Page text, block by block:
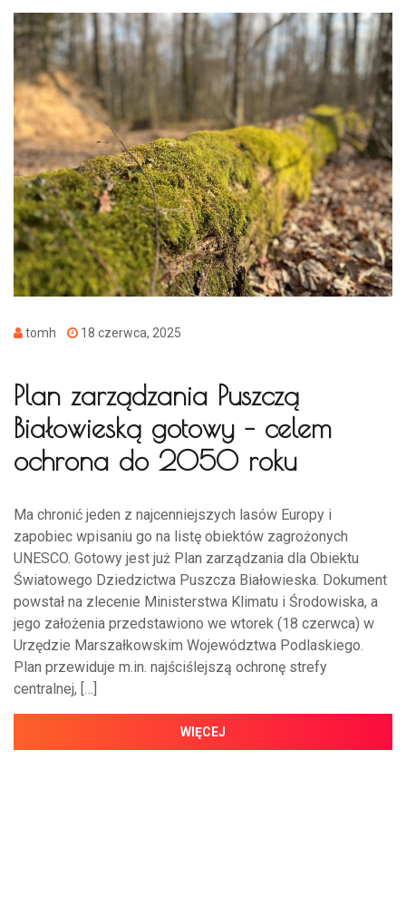
tomh 18 czerwca, 2025
Plan zarządzania Puszczą
Białowieską gotowy – celem
ochrona do 2050 roku
Ma chronić jeden z najcenniejszych lasów Europy i
zapobiec wpisaniu go na listę obiektów zagrożonych
UNESCO. Gotowy jest już Plan zarządzania dla Obiektu
Światowego Dziedzictwa Puszcza Białowieska. Dokument
powstał na zlecenie Ministerstwa Klimatu i Środowiska, a
jego założenia przedstawiono we wtorek (18 czerwca) w
Urzędzie Marszałkowskim Województwa Podlaskiego.
Plan przewiduje m.in. najściślejszą ochronę strefy
centralnej, […]
WIĘCEJ